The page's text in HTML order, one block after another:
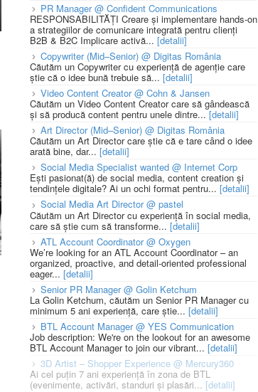
PR Manager @ Confident Communications
RESPONSABILITĂȚI Creare și implementare hands-on
a strategiilor de comunicare integrată pentru clienți
B2B & B2C Implicare activă... [detalii]
Copywriter (Mid–Senior) @ Digitas România
Căutăm un Copywriter cu experiență de agenție care
știe că o idee bună trebuie să... [detalii]
Video Content Creator @ Cohn & Jansen
Căutăm un Video Content Creator care să gândească
și să producă content pentru unele dintre... [detalii]
Art Director (Mid–Senior) @ Digitas România
Căutăm un Art Director care știe că e tare când o idee
arată bine, dar... [detalii]
Social Media Specialist wanted @ Internet Corp
Ești pasionat(ă) de social media, content creation și
tendințele digitale? Ai un ochi format pentru... [detalii]
Social Media Art Director @ pastel
Căutăm un Art Director cu experiență în social media,
care să știe cum să transforme... [detalii]
ATL Account Coordinator @ Oxygen
We’re looking for an ATL Account Coordinator – an
organized, proactive, and detail-oriented professional
eager... [detalii]
Senior PR Manager @ Golin Ketchum
La Golin Ketchum, căutăm un Senior PR Manager cu
minimum 5 ani experiență, care știe... [detalii]
BTL Account Manager @ YES Communication
Job description: We're on the lookout for an awesome
BTL Account Manager to join our vibrant... [detalii]
3D Artist – Shopper Experience @ Mercury360
Ai cel puțin 7 ani experiență în zona de BTL
(evenimente, activări, standuri și plasări... [detalii]